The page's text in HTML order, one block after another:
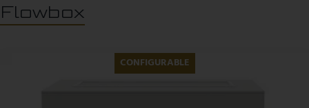
Flowbox
CONFIGURABLE